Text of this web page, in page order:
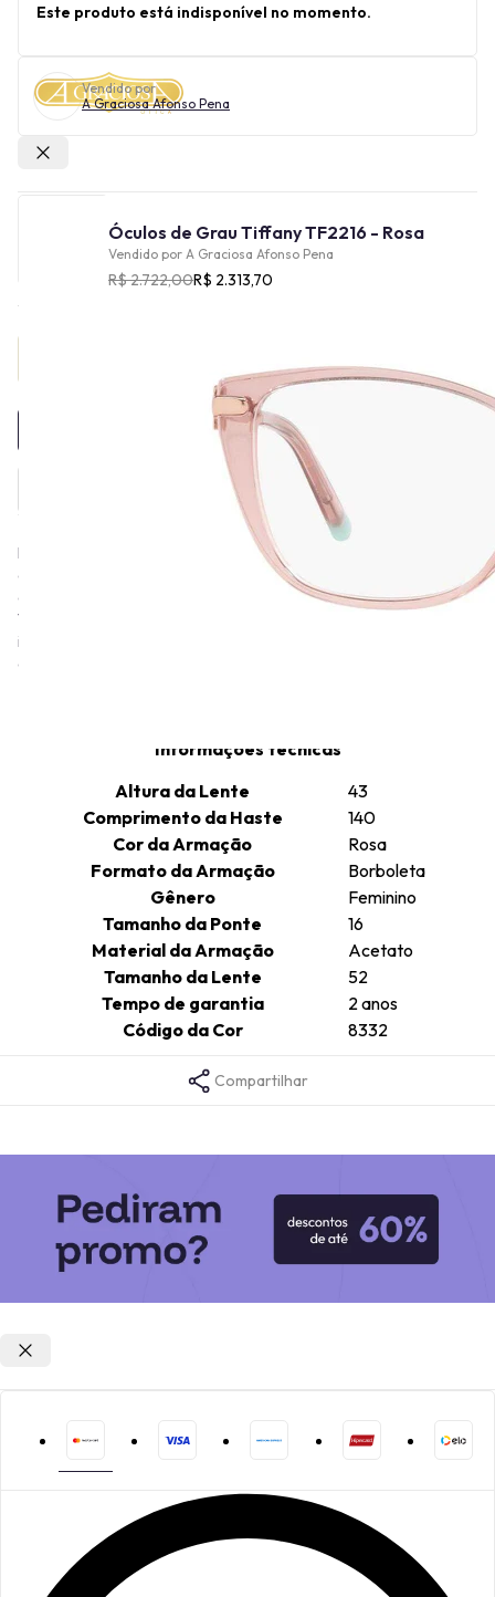
Este produto está indisponível no momento.
Vendido por
A Graciosa Afonso Pena
Óculos de Grau Tiffany TF2216 - Rosa
Vendido por A Graciosa Afonso Pena
R$ 2.722,00R$ 2.313,70
Provador Virtual
INDISPONÍVEL
Fundada na cidade de Nova York em 1837, a Tiffany & Co. é uma
das principais joalherias de luxo do mundo, com uma rica herança
de arte visionária e habilidade artesanal inovadora. Os óculos da
Tiffany & Co. representam o compromisso da marca com designs
inovadores e maestria artesanal, expressos em uma variedade
de óculos de sol contemporâneos e estilos ópticos.
Informações técnicas
Altura da Lente
43
Comprimento da Haste
140
Cor da Armação
Rosa
Formato da Armação
Borboleta
Gênero
Feminino
Tamanho da Ponte
16
Material da Armação
Acetato
Tamanho da Lente
52
Tempo de garantia
2 anos
Código da Cor
8332
Compartilhar